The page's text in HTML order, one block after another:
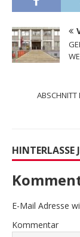
ABSCHNITT
E-Mail Adresse
Kommentar